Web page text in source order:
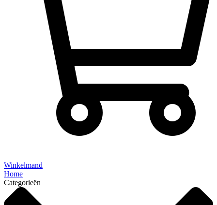
Winkelmand
Home
Categorieën